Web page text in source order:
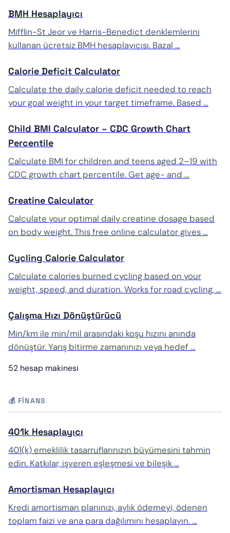
BMH Hesaplayıcı
Mifflin-St Jeor ve Harris-Benedict denklemlerini
kullanan ücretsiz BMH hesaplayıcısı. Bazal …
Calorie Deficit Calculator
Calculate the daily calorie deficit needed to reach
your goal weight in your target timeframe. Based …
Child BMI Calculator – CDC Growth Chart
Percentile
Calculate BMI for children and teens aged 2–19 with
CDC growth chart percentile. Get age- and …
Creatine Calculator
Calculate your optimal daily creatine dosage based
on body weight. This free online calculator gives …
Cycling Calorie Calculator
Calculate calories burned cycling based on your
weight, speed, and duration. Works for road cycling, …
Çalışma Hızı Dönüştürücü
Min/km ile min/mil arasındaki koşu hızını anında
dönüştür. Yarış bitirme zamanınızı veya hedef …
52 hesap makinesi
💰 FINANS
401k Hesaplayıcı
401(k) emeklilik tasarruflarınızın büyümesini tahmin
edin. Katkılar, işveren eşleşmesi ve bileşik …
Amortisman Hesaplayıcı
Kredi amortisman planınızı, aylık ödemeyi, ödenen
toplam faizi ve ana para dağılımını hesaplayın. …